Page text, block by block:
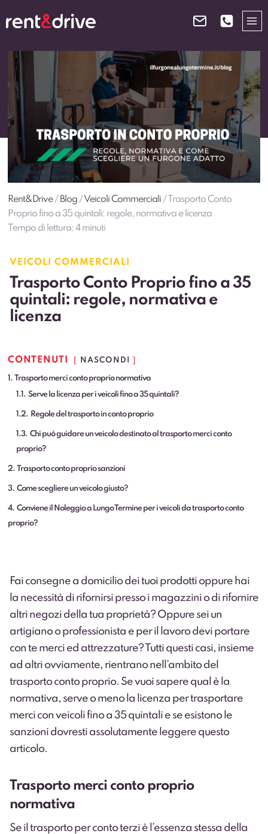
al
Rent&Drive/ Blog /Veicoli Commerciali / Trasporto Conto
Proprio fino a 35 quintali: regole, normativa e licenza
Tempo di lettura: 4 minuti
VEICOLI COMMERCIALI
Trasporto Conto Proprio fino a 35
quintali: regole, normativa e
licenza
CONTENUTI NASCONDI
Trasporto merci conto proprio normativa
1.1 Serve la licenza per i veicoli fino a 35 quintali?
1.2 Regole del trasporto in conto proprio
1.3
Chi può guidare un veicolo destinato al trasporto merci conto
proprio?
2 Trasporto conto proprio sanzioni
3 Come scegliere un veicolo giusto?
4
Conviene il Noleggio a Lungo Termine per i veicoli da trasporto conto
proprio?
Fai consegne a domicilio dei tuoi prodotti oppure hai
la necessità di rifornirsi presso i magazzini o di rifornire
altri negozi della tua proprietà? Oppure sei un
artigiano o professionista e per il lavoro devi portare
con te merci ed attrezzature? Tutti questi casi, insieme
ad altri ovviamente, rientrano nell’ambito del
trasporto conto proprio. Se vuoi sapere qual è la
normativa, serve o meno la licenza per trasportare
merci con veicoli fino a 35 quintali e se esistono le
sanzioni dovresti assolutamente leggere questo
articolo.
Trasporto merci conto proprio
normativa
Se il trasporto per conto terzi è l’essenza stessa della